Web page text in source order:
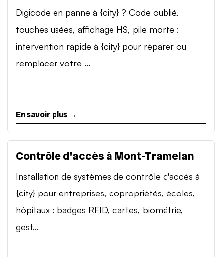
Digicode en panne à {city} ? Code oublié,
touches usées, affichage HS, pile morte :
intervention rapide à {city} pour réparer ou
remplacer votre ...
En savoir plus →
Contrôle d'accès à Mont-Tramelan
Installation de systèmes de contrôle d'accès à
{city} pour entreprises, copropriétés, écoles,
hôpitaux : badges RFID, cartes, biométrie,
gest...